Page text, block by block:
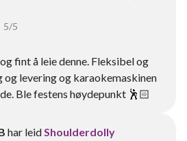
5/5
fint å leie denne. Fleksibel og
og levering og karaokemaskinen
Ble festens høydepunkt 🕺🏻
har leidShoulderdolly